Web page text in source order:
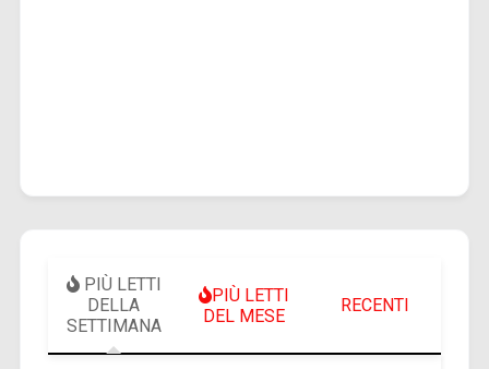
PIÙ LETTI
DELLA
SETTIMANA
PIÙ LETTI
DEL MESE
RECENTI